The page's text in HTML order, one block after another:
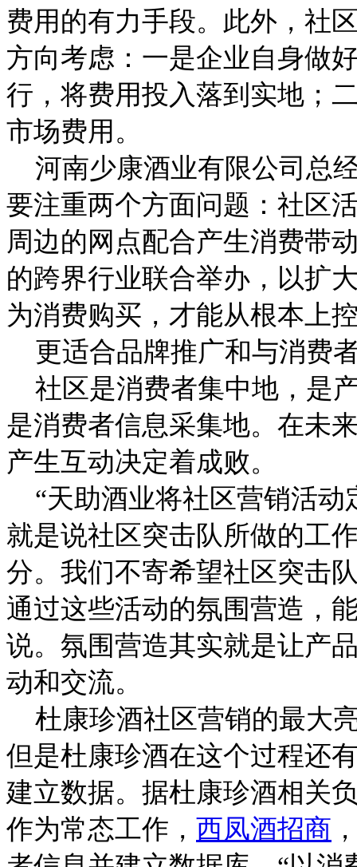
费用的有力手段。此外，社
方向考虑：一是企业自身做
行，将费用投入落到实地；
市场费用。
河南少康酒业有限公司总
要注重两个方面问题：社区
周边的网点配合产生消费带
的跨界行业联合举办，以扩
为消费购买，才能从根本上
更适合品牌推广和与消费
社区是消费者集中地，是
是消费者信息采集地。在未
产生互动决定着成败。
“天助酒业将社区营销活动
就是说社区突击队所做的工
分。我们不寄希望社区突击
通过这些活动的氛围营造，
说。氛围营造其实就是让产
动和交流。
杜康珍酒社区营销的最大
但是杜康珍酒在这个过程还
建立数据。据杜康珍酒相关
作为常态工作， 西凤酒招商